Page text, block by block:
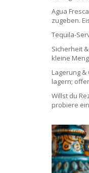
Agua
zugeben.
Tequila-
Sicherheit
kleine
Lagerung
lagern;
Willst du
probiere